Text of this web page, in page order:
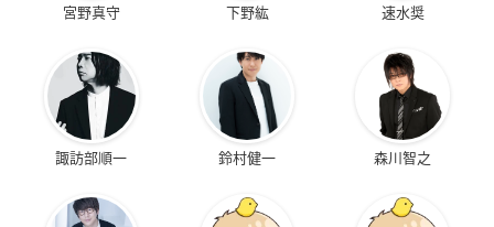
宮野真守 下野紘 速水奨
諏訪部順一 鈴村健一 森川智之